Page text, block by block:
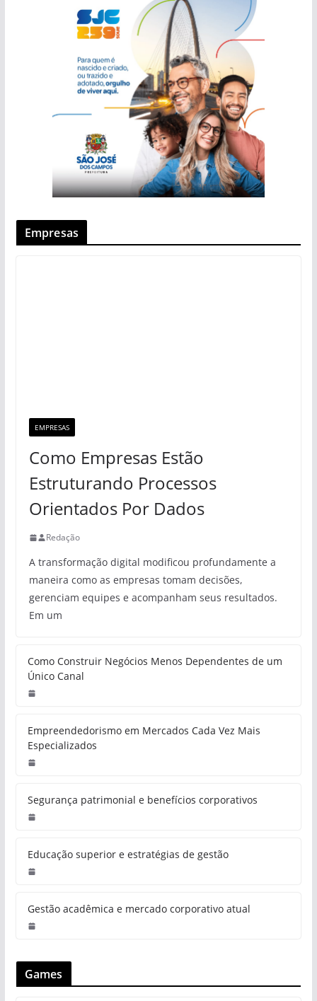
Empresas
EMPRESAS
Como Empresas Estão
Estruturando Processos
Orientados Por Dados
Redação
A transformação digital modificou profundamente a
maneira como as empresas tomam decisões,
gerenciam equipes e acompanham seus resultados.
Em um
Como Construir Negócios Menos Dependentes de um
Único Canal
Empreendedorismo em Mercados Cada Vez Mais
Especializados
Segurança patrimonial e benefícios corporativos
Educação superior e estratégias de gestão
Gestão acadêmica e mercado corporativo atual
Games